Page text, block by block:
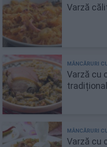
Varză
Varză cu
Varză cu